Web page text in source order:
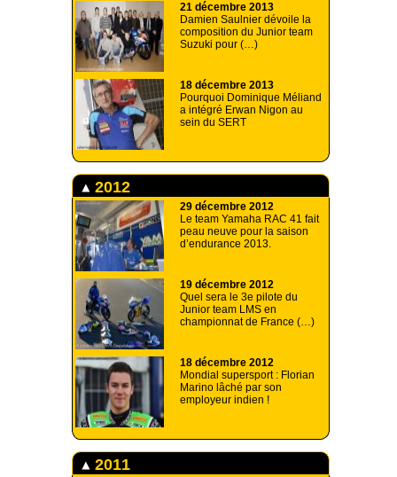
21 décembre 2013
Damien Saulnier dévoile la
composition du Junior team
Suzuki pour (…)
18 décembre 2013
Pourquoi Dominique Méliand
a intégré Erwan Nigon au
sein du SERT
2012
29 décembre 2012
Le team Yamaha RAC 41 fait
peau neuve pour la saison
d’endurance 2013.
19 décembre 2012
Quel sera le 3e pilote du
Junior team LMS en
championnat de France (…)
18 décembre 2012
Mondial supersport : Florian
Marino lâché par son
employeur indien !
2011